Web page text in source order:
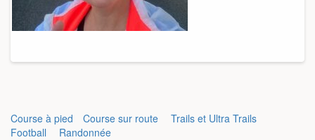
Course à pied Course sur route
Trails et Ultra Trails
Football
Randonnée